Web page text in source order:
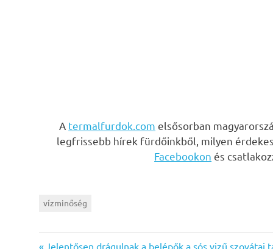
A termalfurdok.com elsősorban
legfrissebb hírek fürdőinkből, milyen
Facebookon és
vízminőség
Previous
Jelentősen drágulnak a belépők a sós vizű szovátai